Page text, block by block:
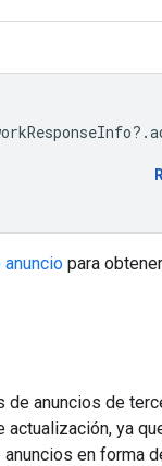
?.
para
de anuncios de
ya
en forma